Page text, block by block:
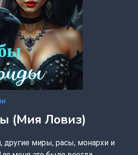
(Мия Ловиз)
другие миры, расы, монархи и